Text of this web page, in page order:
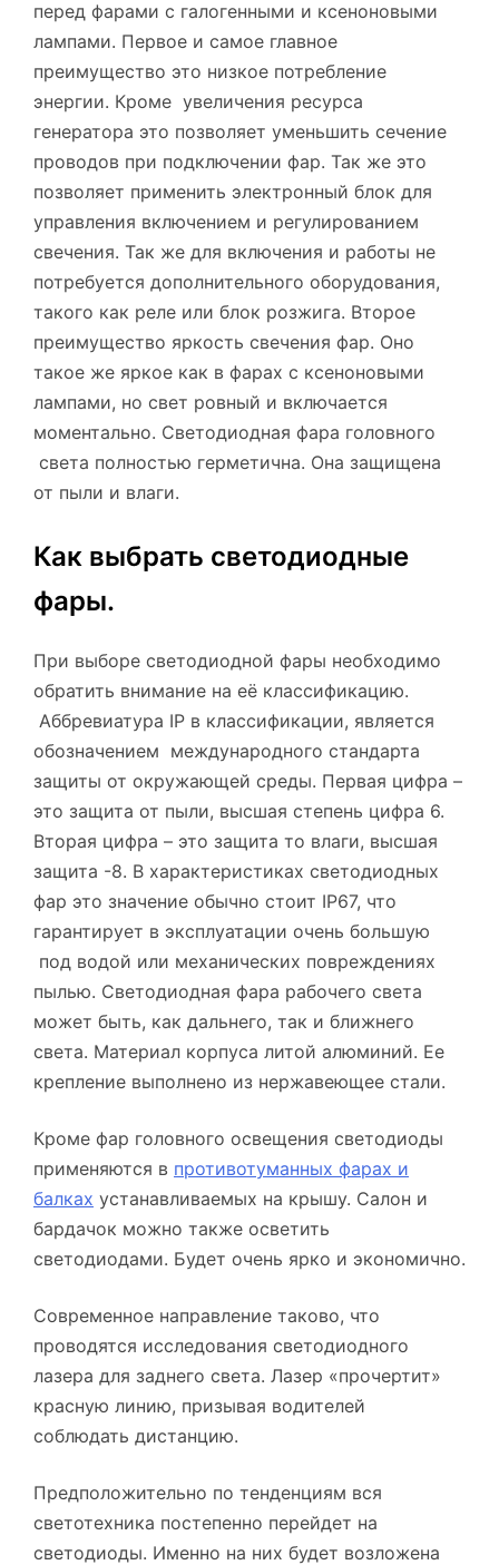
перед фарами с галогенными и ксеноновыми
лампами. Первое и самое главное
преимущество это низкое потребление
энергии. Кроме увеличения ресурса
генератора это позволяет уменьшить сечение
проводов при подключении фар. Так же это
позволяет применить электронный блок для
управления включением и регулированием
свечения. Так же для включения и работы не
потребуется дополнительного оборудования,
такого как реле или блок розжига. Второе
преимущество яркость свечения фар. Оно
такое же яркое как в фарах с ксеноновыми
лампами, но свет ровный и включается
моментально. Светодиодная фара головного
света полностью герметична. Она защищена
от пыли и влаги.
Как выбрать светодиодные
фары.
При выборе светодиодной фары необходимо
обратить внимание на её классификацию.
Аббревиатура IP в классификации, является
обозначением международного стандарта
защиты от окружающей среды. Первая цифра –
это защита от пыли, высшая степень цифра 6.
Вторая цифра – это защита то влаги, высшая
защита -8. В характеристиках светодиодных
фар это значение обычно стоит IP67, что
гарантирует в эксплуатации очень большую
под водой или механических повреждениях
пылью. Светодиодная фара рабочего света
может быть, как дальнего, так и ближнего
света. Материал корпуса литой алюминий. Ее
крепление выполнено из нержавеющее стали.
Кроме фар головного освещения светодиоды
применяются в противотуманных фарах и
балках устанавливаемых на крышу. Салон и
бардачок можно также осветить
светодиодами. Будет очень ярко и экономично.
Современное направление таково, что
проводятся исследования светодиодного
лазера для заднего света. Лазер «прочертит»
красную линию, призывая водителей
соблюдать дистанцию.
Предположительно по тенденциям вся
светотехника постепенно перейдет на
светодиоды. Именно на них будет возложена